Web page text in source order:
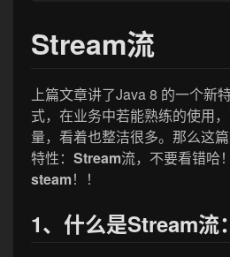
Stream流
上篇文章讲了Java 8 的一个新
式，在业务中若能熟练的使用
量，看着也整洁很多。那么这
特性： Stream流，不要看错哈
steam！！
1、什么是Stream流：